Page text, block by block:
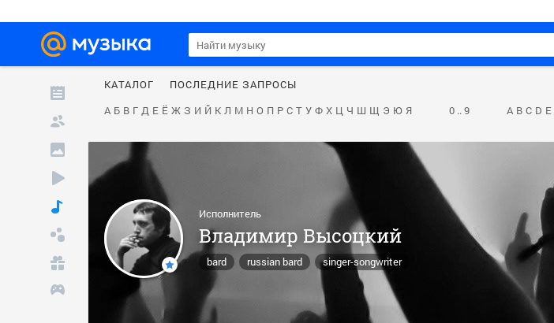
КАТАЛОГ
ПОСЛЕДНИЕ ЗАПРОСЫ
А Б В Г Д Е Ё Ж З И Й К Л М Н О П Р С Т У Ф Х Ц Ч Ш Щ Э Ю Я 0 .. 9 A B C D E
Исполнитель
Владимир Высоцкий
bard russian bard singer-songwriter